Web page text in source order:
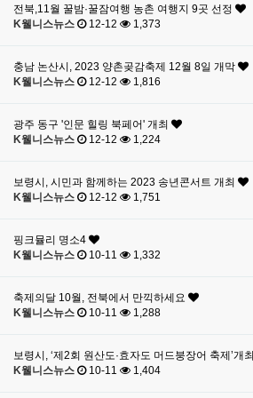
전북,11월 꿀밤·꿀잠여행 농촌 여행지 9곳 선정
K웰니스뉴스
12-12 1,373
충남 논산시, 2023 양촌곶감축제 12월 8일 개막
K웰니스뉴스
12-12 1,816
광주 동구 '인문 힐링 북페어' 개최
K웰니스뉴스
12-12 1,224
보령시, 시민과 함께하는 2023 송년콘서트 개최
K웰니스뉴스
12-12 1,751
핑크뮬리 명소4
K웰니스뉴스
10-11 1,332
축제의달 10월, 전북에서 만끽하세요
K웰니스뉴스
10-11 1,288
보령시, ‘제2회 원산도·효자도 머드붕장어 축제’개최
K웰니스뉴스
10-11 1,404